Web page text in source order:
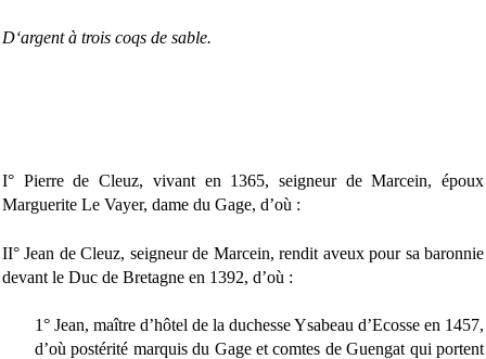
D‘argent à trois coqs de sable.
I° Pierre de Cleuz, vivant en 1365, seigneur de Marcein, époux
Marguerite Le Vayer, dame du Gage, d’où :
II° Jean de Cleuz, seigneur de Marcein, rendit aveux pour sa baronnie
devant le Duc de Bretagne en 1392, d’où :
1° Jean, maître d’hôtel de la duchesse Ysabeau d’Ecosse en 1457,
d’où postérité marquis du Gage et comtes de Guengat qui portent